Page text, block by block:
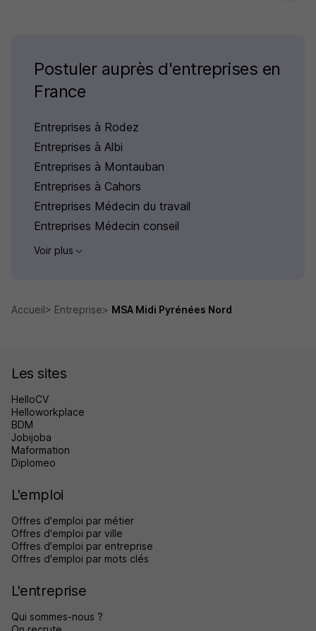
Postuler auprès d'entreprises en
France
Entreprises à Rodez
Entreprises à Albi
Entreprises à Montauban
Entreprises à Cahors
Entreprises Médecin du travail
Entreprises Médecin conseil
Voir plus
Accueil Entreprise MSA Midi Pyrénées Nord
Les sites
HelloCV
Helloworkplace
BDM
Jobijoba
Maformation
Diplomeo
L'emploi
Offres d'emploi par métier
Offres d'emploi par ville
Offres d'emploi par entreprise
Offres d'emploi par mots clés
L'entreprise
Qui sommes-nous ?